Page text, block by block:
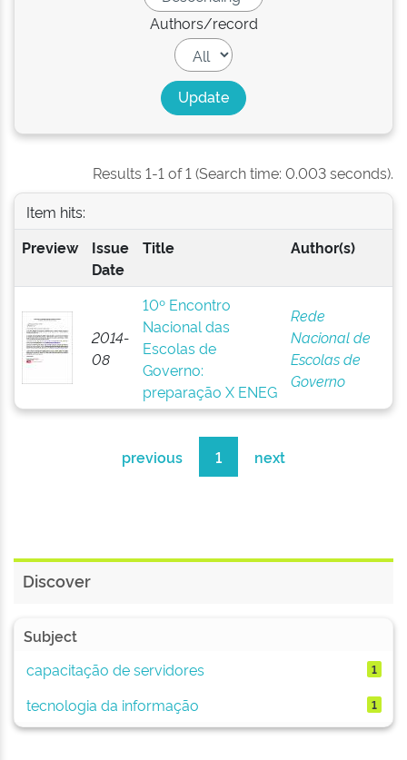
Authors/record
Results 1-1 of 1 (Search time: 0.003 seconds).
Item hits:
Preview
Issue
Date
Title Author(s)
2014-
08
10º Encontro
Nacional das
Escolas de
Governo:
preparação X ENEG
Rede
Nacional de
Escolas de
Governo
previous 1 next
Discover
Subject
capacitação de servidores
1
tecnologia da informação 1